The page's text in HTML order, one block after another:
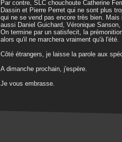
Par contre, SLC chouchoute Catherine
Dassin et Pierre Perret qui ne sont plus
qui ne se vend pas encore très bien.
aussi Daniel Guichard, Véronique
On termine par un satisfecit, la
alors qu'il ne marchera vraiment qu'à l'été.
Côté étrangers, je laisse la parole aux
A dimanche prochain, j'espère.
Je vous embrasse.